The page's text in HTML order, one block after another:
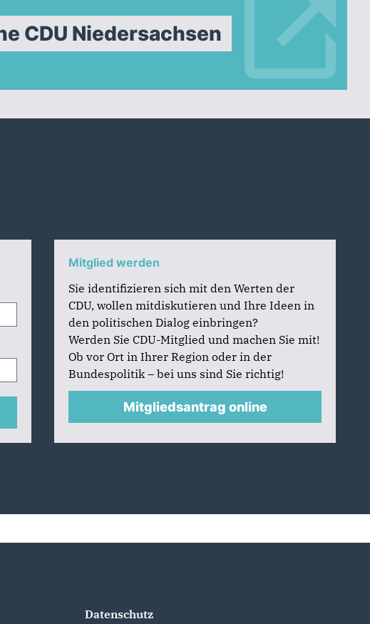
CDU Niedersachsen
Mitglied werden
Sie identifizieren sich mit den Werten der
CDU, wollen mitdiskutieren und Ihre Ideen in
den politischen Dialog einbringen?
Werden Sie CDU-Mitglied und machen Sie mit!
Ob vor Ort in Ihrer Region oder in der
Bundespolitik – bei uns sind Sie richtig!
Mitgliedsantrag online
Datenschutz